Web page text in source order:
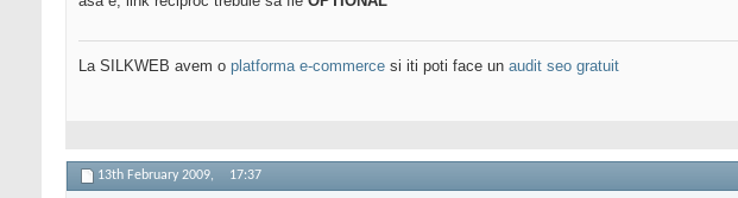
La SILKWEB avem o platforma e-commerce si iti poti face un audit seo gratuit
13th February 2009, 17:37